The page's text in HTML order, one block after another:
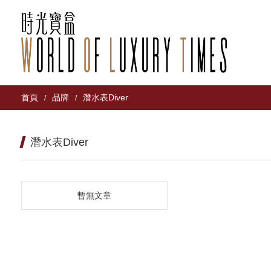
首頁 / 品牌 / 潛水表Diver
潛水表Diver
暫無文章